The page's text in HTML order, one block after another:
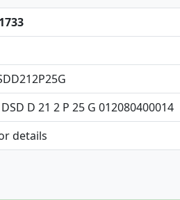
DSD D 21 2 P 25 G 012080400014
details